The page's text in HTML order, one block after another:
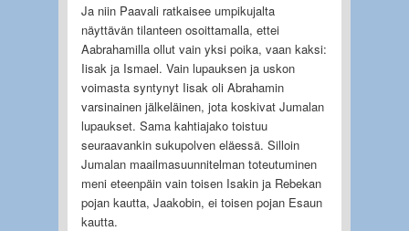
Ja niin Paavali ratkaisee umpikujalta
näyttävän tilanteen osoittamalla, ettei
Aabrahamilla ollut vain yksi poika, vaan kaksi:
Iisak ja Ismael. Vain lupauksen ja uskon
voimasta syntynyt Iisak oli Abrahamin
varsinainen jälkeläinen, jota koskivat Jumalan
lupaukset. Sama kahtiajako toistuu
seuraavankin sukupolven eläessä. Silloin
Jumalan maailmasuunnitelman toteutuminen
meni eteenpäin vain toisen Isakin ja Rebekan
pojan kautta, Jaakobin, ei toisen pojan Esaun
kautta.